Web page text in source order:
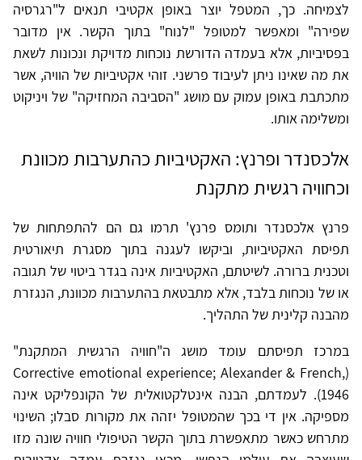
לצמיחה. כך, המטפל יוצר באופן אקטיבי תנאים ל"רגרסיה
שפירה" ומאפשר למטופל "לנוח" בתוך הקשר. אין מדובר
בפסיביות, אלא בעמדה הדורשת נוכחות מדויקת ונכונות לשאת
את מה שאינו ניתן לעיבוד פרשני. זוהי אקטיביות של הוויה, אשר
מתכתבת באופן עמוק עם מושג "הסביבה המחזיקה" של ויניקוט
ומשלימה אותו.
אלכסנדר ופרנץ: האקטיביות כהתערבות מכוונת
וכחוויה רגשית מתקנת
פרנץ אלכסנדר ותומס פרנץ' תרמו גם הם להתפתחות של
תפיסת האקטיביות, וביקשו לעגנה בתוך מסגרת תיאורטית
וטכנית ברורה. לשיטתם, האקטיביות אינה בגדר ביטוי של תגובה
או של נוכחות בלבד, אלא מתבטאת בהתערבות מכוונת, הנגזרת
מהבנה קלינית של התהליך.
במרכז תפיסתם עומד מושג ה"חוויה הרגשית המתקנת"
(Corrective emotional experience; Alexander & French,
1946). לעמדתם, הבנה אינטלקטואלית של הקונפליקט אינה
מספיקה. אין די בכך שהמטופל יזהה את מקורות סבלו; השינוי
מתרחש כאשר מתאפשרת בתוך הקשר הטיפולי חוויה שונה מזו